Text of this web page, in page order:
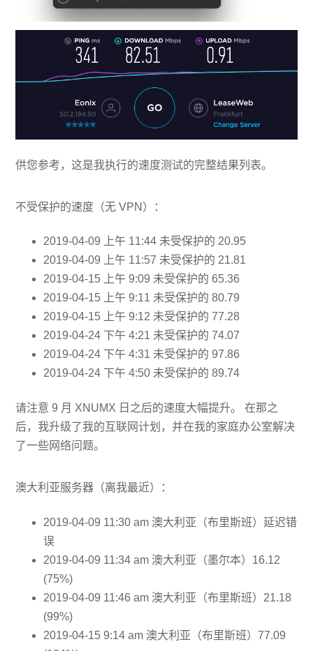
供您参考，这是我执行的速度测试的完整结果列表。
不受保护的速度（无 VPN）：
2019-04-09 上午 11:44 未受保护的 20.95
2019-04-09 上午 11:57 未受保护的 21.81
2019-04-15 上午 9:09 未受保护的 65.36
2019-04-15 上午 9:11 未受保护的 80.79
2019-04-15 上午 9:12 未受保护的 77.28
2019-04-24 下午 4:21 未受保护的 74.07
2019-04-24 下午 4:31 未受保护的 97.86
2019-04-24 下午 4:50 未受保护的 89.74
请注意 9 月 XNUMX 日之后的速度大幅提升。 在那之
后，我升级了我的互联网计划，并在我的家庭办公室解决
了一些网络问题。
澳大利亚服务器（离我最近）：
2019-04-09 11:30 am 澳大利亚（布里斯班）延迟错
误
2019-04-09 11:34 am 澳大利亚（墨尔本）16.12
(75%)
2019-04-09 11:46 am 澳大利亚（布里斯班）21.18
(99%)
2019-04-15 9:14 am 澳大利亚（布里斯班）77.09